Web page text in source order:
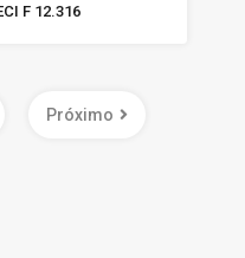
F 12.316
Próximo